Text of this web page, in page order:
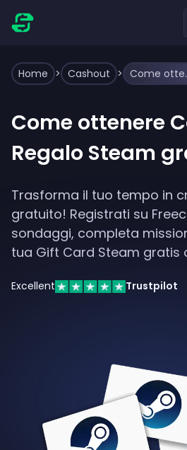
Home > Cashout > Come
Come ottenere
Regalo Steam
Trasforma il tuo tempo in
gratuito! Registrati su
sondaggi, completa
tua Gift Card Steam gratis
Excellent Trustpilot